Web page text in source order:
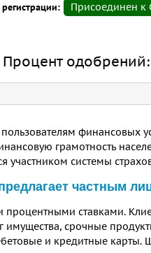
Присоединен к
Процент одобрений:
финансовых
грамотность
участником системы
частным
ставками.
имущества, срочные
и кредитные карты.